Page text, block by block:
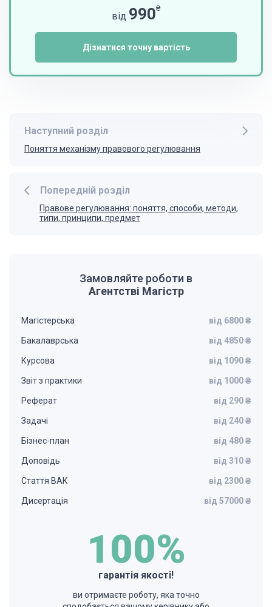
від 990₴
Дізнатися точну вартість
Попередній розділ
Правове регулювання: поняття, способи, методи,
типи, принципи, предмет
Наступний розділ
Поняття механізму правового регулювання
Замовляйте роботи в
Агентстві Магістр
Магістерська від 6800 ₴
Бакалаврська від 4850 ₴
Курсова від 1090 ₴
Звіт з практики від 1000 ₴
Реферат від 290 ₴
Задачі від 240 ₴
Бізнес-план від 480 ₴
Доповідь від 310 ₴
Стаття ВАК від 2300 ₴
Дисертація від 57000 ₴
100%
гарантія якості!
ви отримаєте роботу, яка точно